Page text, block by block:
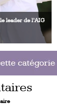
leader de l’AIG